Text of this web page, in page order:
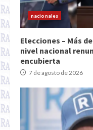
nacionales
Elecciones – Más
nivel nacional
encubierta
7 de agosto de 2026